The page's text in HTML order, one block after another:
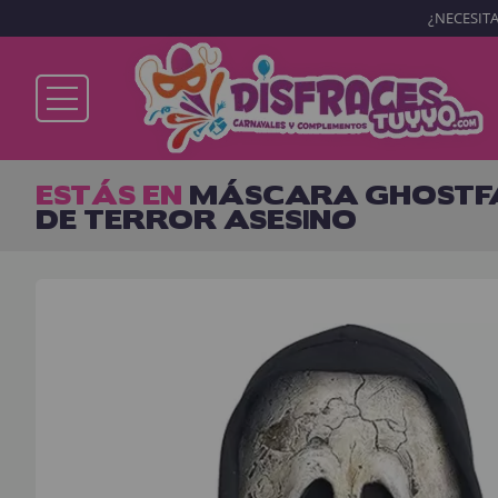
Ya soy cliente
ESTÁS EN MÁSCARA
DE TERROR ASESINO